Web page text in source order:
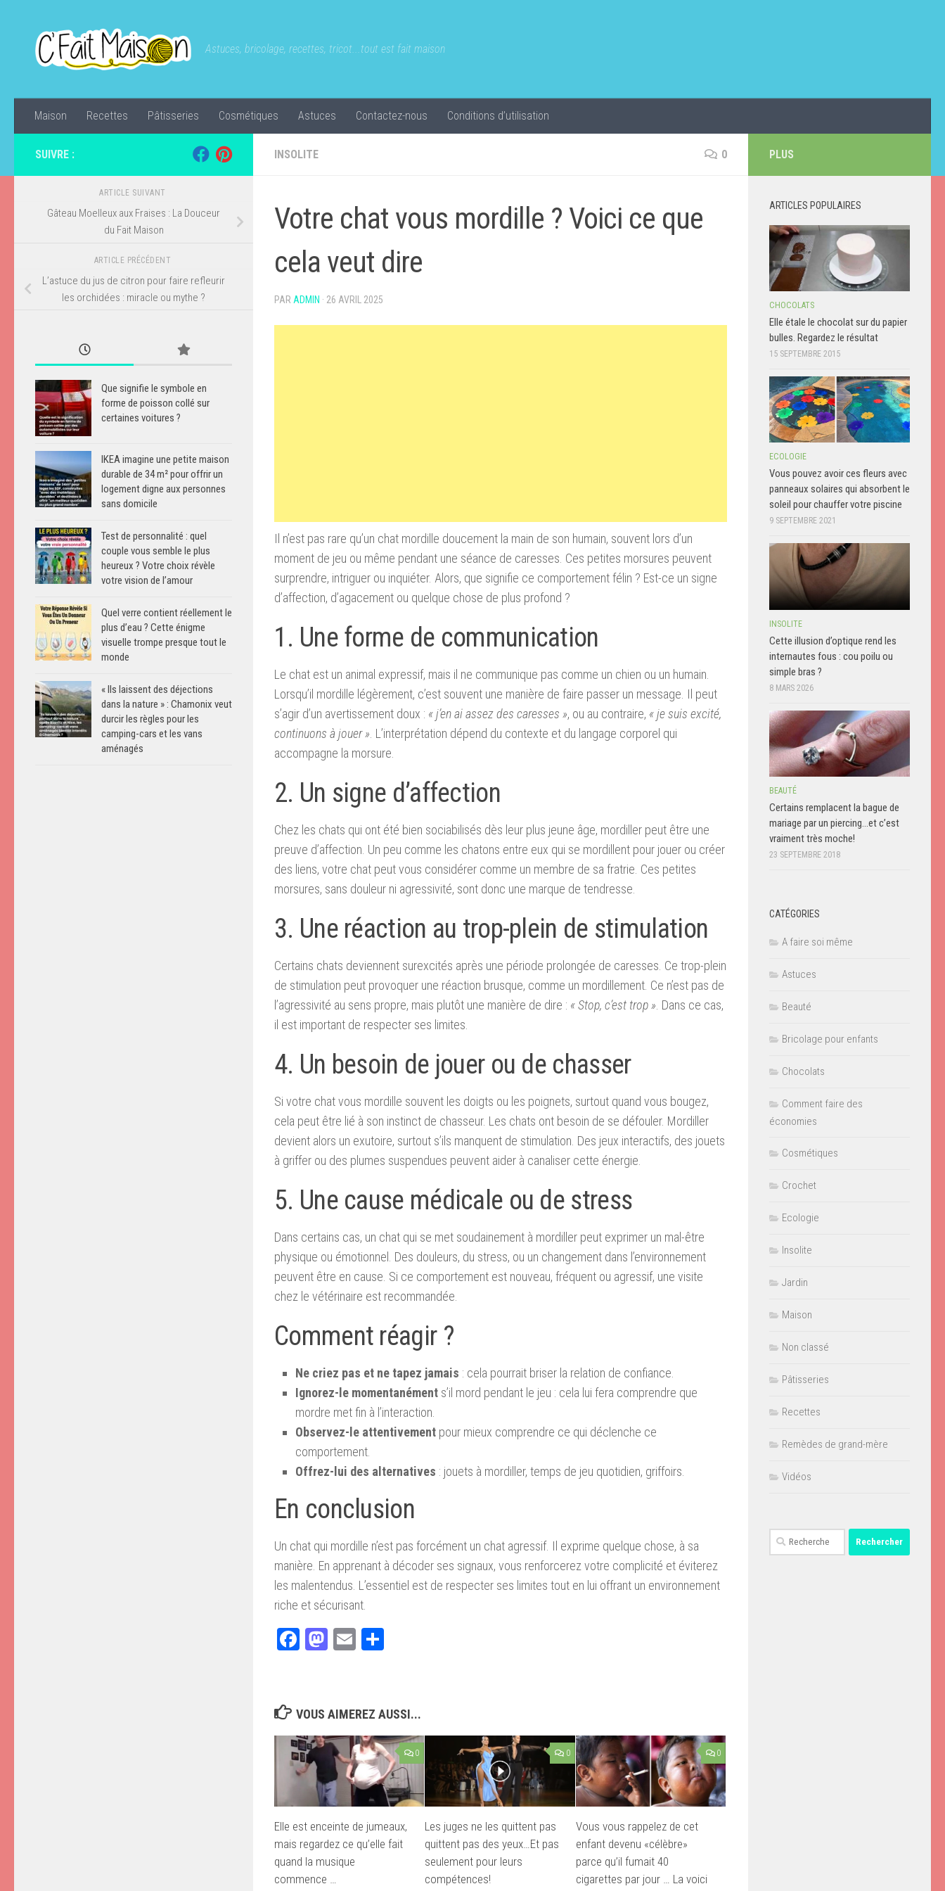
Astuces, bricolage, recettes, tricot...tout est fait maison
Maison Recettes Pâtisseries Cosmétiques Astuces Contactez-nous Conditions d’utilisation
INSOLITE 0
Votre chat vous mordille ? Voici ce que
cela veut dire
PAR ADMIN · 26 AVRIL 2025
Il n’est pas rare qu’un chat mordille doucement la main de son humain, souvent lors d’un
moment de jeu ou même pendant une séance de caresses. Ces petites morsures peuvent
surprendre, intriguer ou inquiéter. Alors, que signifie ce comportement félin ? Est-ce un signe
d’affection, d’agacement ou quelque chose de plus profond ?
1. Une forme de communication
Le chat est un animal expressif, mais il ne communique pas comme un chien ou un humain.
Lorsqu’il mordille légèrement, c’est souvent une manière de faire passer un message. Il peut
s’agir d’un avertissement doux : « j’en ai assez des caresses », ou au contraire, « je suis excité,
continuons à jouer » . L’interprétation dépend du contexte et du langage corporel qui
accompagne la morsure.
2. Un signe d’affection
Chez les chats qui ont été bien sociabilisés dès leur plus jeune âge, mordiller peut être une
preuve d’affection. Un peu comme les chatons entre eux qui se mordillent pour jouer ou créer
des liens, votre chat peut vous considérer comme un membre de sa fratrie. Ces petites
morsures, sans douleur ni agressivité, sont donc une marque de tendresse.
3. Une réaction au trop-plein de stimulation
Certains chats deviennent surexcités après une période prolongée de caresses. Ce trop-plein
de stimulation peut provoquer une réaction brusque, comme un mordillement. Ce n’est pas de
l’agressivité au sens propre, mais plutôt une manière de dire : « Stop, c’est trop » . Dans ce cas,
il est important de respecter ses limites.
4. Un besoin de jouer ou de chasser
Si votre chat vous mordille souvent les doigts ou les poignets, surtout quand vous bougez,
cela peut être lié à son instinct de chasseur. Les chats ont besoin de se défouler. Mordiller
devient alors un exutoire, surtout s’ils manquent de stimulation. Des jeux interactifs, des jouets
à griffer ou des plumes suspendues peuvent aider à canaliser cette énergie.
5. Une cause médicale ou de stress
Dans certains cas, un chat qui se met soudainement à mordiller peut exprimer un mal-être
physique ou émotionnel. Des douleurs, du stress, ou un changement dans l’environnement
peuvent être en cause. Si ce comportement est nouveau, fréquent ou agressif, une visite
chez le vétérinaire est recommandée.
Comment réagir ?
Ne criez pas et ne tapez jamais : cela pourrait briser la relation de confiance.
Ignorez-le momentanément s’il mord pendant le jeu : cela lui fera comprendre que
mordre met fin à l’interaction.
Observez-le attentivement pour mieux comprendre ce qui déclenche ce
comportement.
Offrez-lui des alternatives : jouets à mordiller, temps de jeu quotidien, griffoirs.
En conclusion
Un chat qui mordille n’est pas forcément un chat agressif. Il exprime quelque chose, à sa
manière. En apprenant à décoder ses signaux, vous renforcerez votre complicité et éviterez
les malentendus. L’essentiel est de respecter ses limites tout en lui offrant un environnement
riche et sécurisant.
Facebook
Mastodon
Email
VOUS AIMEREZ AUSSI...
0
Elle est enceinte de jumeaux,
mais regardez ce qu’elle fait
quand la musique
commence …
0
Les juges ne les quittent pas
quittent pas des yeux…Et pas
seulement pour leurs
compétences!
0
Vous vous rappelez de cet
enfant devenu «célèbre»
parce qu’il fumait 40
cigarettes par jour … La voici
SUIVRE :
ARTICLE SUIVANT
Gâteau Moelleux aux Fraises : La Douceur
du Fait Maison
ARTICLE PRÉCÉDENT
L’astuce du jus de citron pour faire refleurir
les orchidées : miracle ou mythe ?
Que signifie le symbole en
forme de poisson collé sur
certaines voitures ?
IKEA imagine une petite maison
durable de 34 m² pour offrir un
logement digne aux personnes
sans domicile
Test de personnalité : quel
couple vous semble le plus
heureux ? Votre choix révèle
votre vision de l’amour
Quel verre contient réellement le
plus d’eau ? Cette énigme
visuelle trompe presque tout le
monde
« Ils laissent des déjections
dans la nature » : Chamonix veut
durcir les règles pour les
camping-cars et les vans
aménagés
PLUS
ARTICLES POPULAIRES
CHOCOLATS
Elle étale le chocolat sur du papier
bulles. Regardez le résultat
15 SEPTEMBRE 2015
ECOLOGIE
Vous pouvez avoir ces fleurs avec
panneaux solaires qui absorbent le
soleil pour chauffer votre piscine
9 SEPTEMBRE 2021
INSOLITE
Cette illusion d’optique rend les
internautes fous : cou poilu ou
simple bras ?
8 MARS 2026
BEAUTÉ
Certains remplacent la bague de
mariage par un piercing…et c’est
vraiment très moche!
23 SEPTEMBRE 2018
CATÉGORIES
A faire soi même
Astuces
Beauté
Bricolage pour enfants
Chocolats
Comment faire des
économies
Cosmétiques
Crochet
Ecologie
Insolite
Jardin
Maison
Non classé
Pâtisseries
Recettes
Remèdes de grand-mère
Vidéos
Rechercher :